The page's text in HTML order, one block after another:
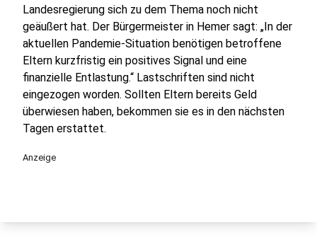
Landesregierung sich zu dem Thema noch nicht
geäußert hat. Der Bürgermeister in Hemer sagt: „In der
aktuellen Pandemie-Situation benötigen betroffene
Eltern kurzfristig ein positives Signal und eine
finanzielle Entlastung.“ Lastschriften sind nicht
eingezogen worden. Sollten Eltern bereits Geld
überwiesen haben, bekommen sie es in den nächsten
Tagen erstattet.
Anzeige